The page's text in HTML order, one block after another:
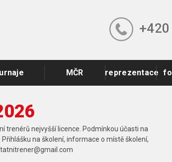
MČR reprezentace
trenérů nejvyšší licence. Podmínkou účasti na
na školení, informace o místě školení,